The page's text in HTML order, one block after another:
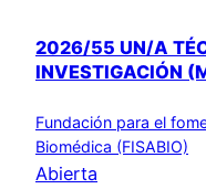
2026/55 UN/A
INVESTIGACIÓN
Fundación para el
Biomédica (FISABIO)
Abierta